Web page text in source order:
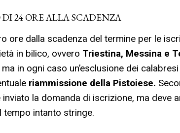
DI 24 ORE ALLA SCADENZA
ore dalla scadenza del termine per le
in bilico, ovvero Triestina, Messina e
in ogni caso un’esclusione dei
riammissione della Pistoiese.
la domanda di iscrizione, ma deve
tempo intanto stringe.